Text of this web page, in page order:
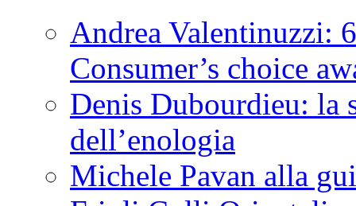
Andrea Valentinuzzi:
Consumer’s choice
Denis Dubourdieu: la
dell’enologia
Michele Pavan alla